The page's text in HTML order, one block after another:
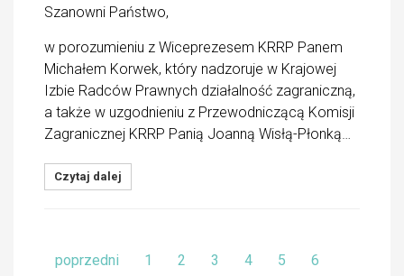
Szanowni Państwo,
w porozumieniu z Wiceprezesem KRRP Panem
Michałem Korwek, który nadzoruje w Krajowej
Izbie Radców Prawnych działalność zagraniczną,
a także w uzgodnieniu z Przewodniczącą Komisji
Zagranicznej KRRP Panią Joanną Wisłą-Płonką…
Czytaj dalej
poprzedni 1 2 3 4 5
6